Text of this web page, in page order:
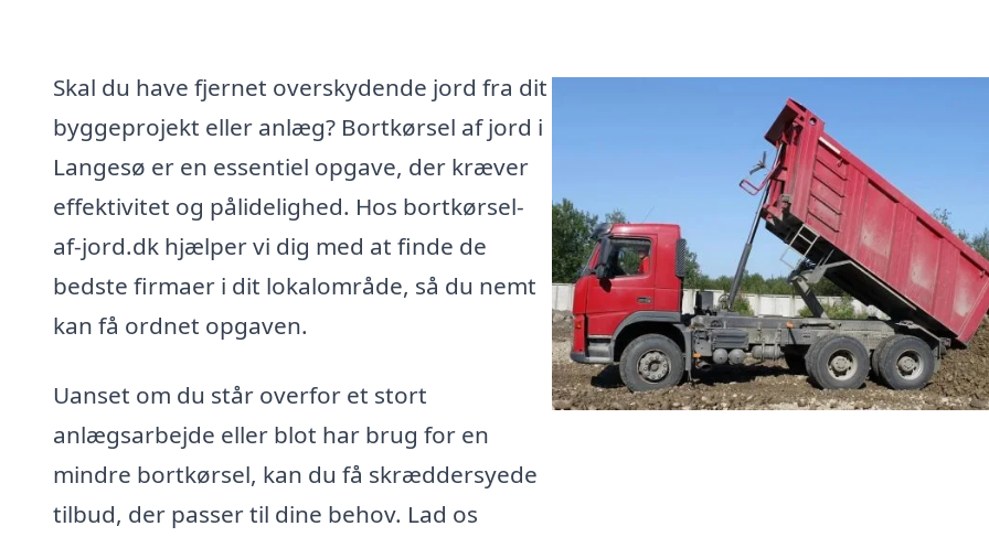
Skal du have fjernet overskydende jord fra dit
byggeprojekt eller anlæg? Bortkørsel af jord i
Langesø er en essentiel opgave, der kræver
effektivitet og pålidelighed. Hos bortkørsel-
af-jord.dk hjælper vi dig med at finde de
bedste firmaer i dit lokalområde, så du nemt
kan få ordnet opgaven.
Uanset om du står overfor et stort
anlægsarbejde eller blot har brug for en
mindre bortkørsel, kan du få skræddersyede
tilbud, der passer til dine behov. Lad os